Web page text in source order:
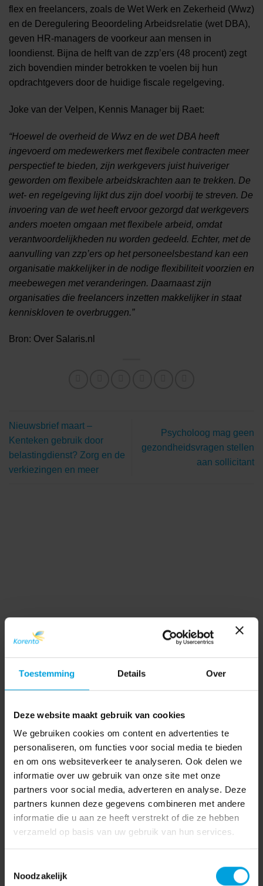
Toestemming Details Over
Deze website maakt gebruik van cookies
We gebruiken cookies om content en advertenties te
personaliseren, om functies voor social media te bieden
en om ons websiteverkeer te analyseren. Ook delen we
informatie over uw gebruik van onze site met onze
partners voor social media, adverteren en analyse. Deze
partners kunnen deze gegevens combineren met andere
informatie die u aan ze heeft verstrekt of die ze hebben
verzameld op basis van uw gebruik van hun services.
Noodzakelijk
flex en freelancers, zoals de Wet Werk en Zekerheid (Wwz)
en de Deregulering Beoordeling Arbeidsrelatie (wet DBA),
geven HR-managers de voorkeur aan mensen in
loondienst. Bijna de helft van de zzp’ers (48 procent) zegt
zich bovendien minder betrokken te voelen bij hun
opdrachtgevers door de huidige fiscale regelgeving.
Joke van der Velpen, Kennis Manager bij Raet:
“Hoewel de overheid de Wwz en de wet DBA heeft
ingevoerd om medewerkers met flexibele contracten meer
perspectief te bieden, zijn werkgevers juist huiveriger
geworden om flexibele arbeidskrachten aan te trekken. De
wet- en regelgeving lijkt dus zijn doel voorbij te streven. De
invoering van de wet heeft ervoor gezorgd dat werkgevers
anders moeten omgaan met flexibele arbeid, omdat
verantwoordelijkheden nu worden gedeeld. Echter, met de
aanvulling van zzp’ers op het personeelsbestand kan een
organisatie makkelijker in de nodige flexibiliteit voorzien en
meebewegen met veranderingen. Daarnaast zijn
organisaties die freelancers inzetten makkelijker in staat
kenniskloven te overbruggen.”
Bron: Over Salaris.nl
Nieuwsbrief maart –
Kenteken gebruik door
belastingdienst? Zorg en de
verkiezingen en meer
Psycholoog mag geen
gezondheidsvragen stellen
aan sollicitant